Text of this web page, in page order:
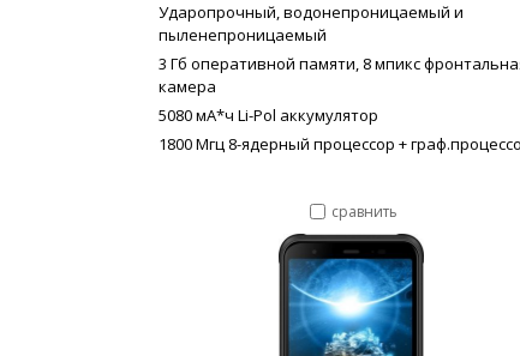
Ударопрочный, водонепроницаемый и
пыленепроницаемый
3 Гб оперативной памяти, 8 мпикс
камера
5080 мА*ч Li-Pol аккумулятор
1800 Мгц 8-ядерный процессор +
сравнить